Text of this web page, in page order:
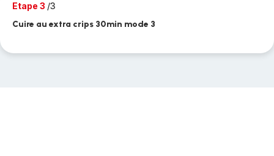
Etape 3 /3
Cuire au extra crips 30min mode 3